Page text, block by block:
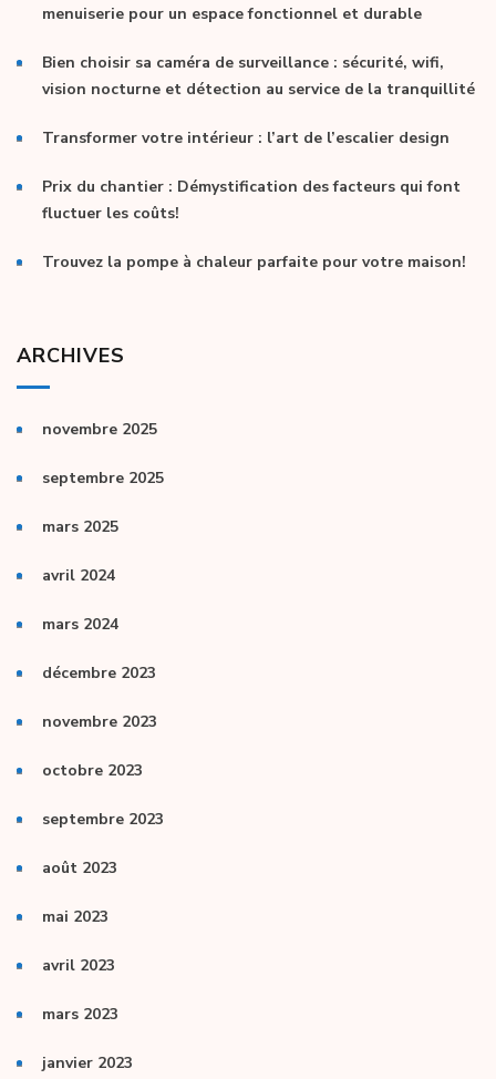
menuiserie pour un espace fonctionnel et durable
Bien choisir sa caméra de surveillance : sécurité, wifi,
vision nocturne et détection au service de la tranquillité
Transformer votre intérieur : l’art de l’escalier design
Prix du chantier : Démystification des facteurs qui font
fluctuer les coûts!
Trouvez la pompe à chaleur parfaite pour votre maison!
ARCHIVES
novembre 2025
septembre 2025
mars 2025
avril 2024
mars 2024
décembre 2023
novembre 2023
octobre 2023
septembre 2023
août 2023
mai 2023
avril 2023
mars 2023
janvier 2023